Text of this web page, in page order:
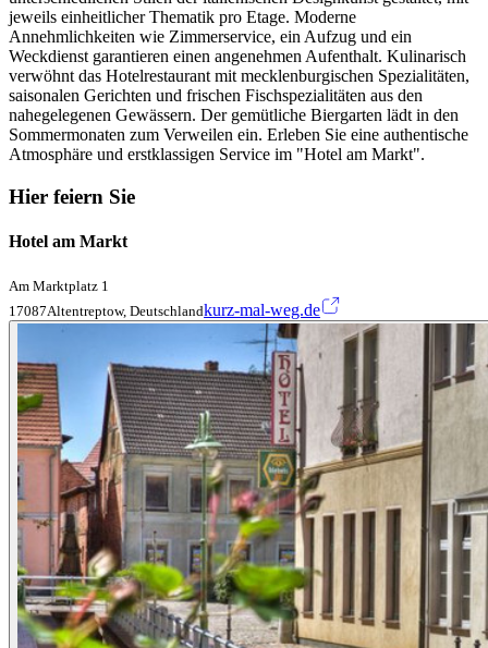
jeweils einheitlicher Thematik pro Etage. Moderne
Annehmlichkeiten wie Zimmerservice, ein Aufzug und ein
Weckdienst garantieren einen angenehmen Aufenthalt. Kulinarisch
verwöhnt das Hotelrestaurant mit mecklenburgischen Spezialitäten,
saisonalen Gerichten und frischen Fischspezialitäten aus den
nahegelegenen Gewässern. Der gemütliche Biergarten lädt in den
Sommermonaten zum Verweilen ein. Erleben Sie eine authentische
Atmosphäre und erstklassigen Service im "Hotel am Markt".
Hier feiern Sie
Hotel am Markt
Am Marktplatz 1
17087Altentreptow, Deutschlandkurz-mal-weg.de